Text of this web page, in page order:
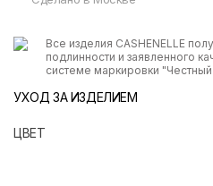
Все изделия CASHENELLE
подлинности и заявленного
системе маркировки
УХОД ЗА ИЗДЕЛИЕМ
ЦВЕТ